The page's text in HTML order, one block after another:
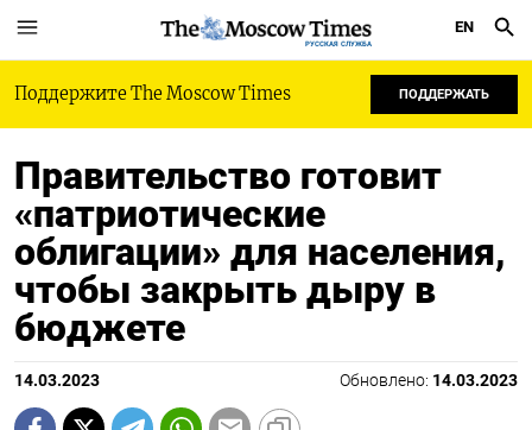
РУССКАЯ СЛУЖБА
EN
Поддержите The Moscow Times ПОДДЕРЖАТЬ
Правительство готовит
«патриотические
облигации» для населения,
чтобы закрыть дыру в
бюджете
14.03.2023 Обновлено: 14.03.2023